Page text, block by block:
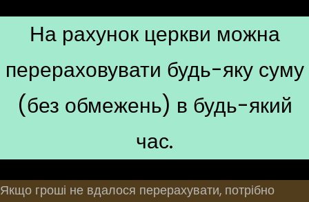
На рахунок церкви можна
перераховувати будь-яку суму
(без обмежень) в будь-який
час.
Якщо гроші не вдалося перерахувати, потрібно